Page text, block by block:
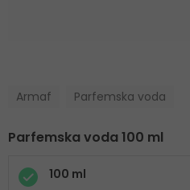
Armaf Parfemska voda
Parfemska voda 100 ml
100 ml